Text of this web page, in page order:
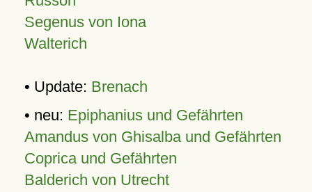
Segenus von Iona
Walterich
• Update: Brenach
• neu: Epiphanius und Gefährten
Amandus von Ghisalba und Gefährten
Coprica und Gefährten
Balderich von Utrecht